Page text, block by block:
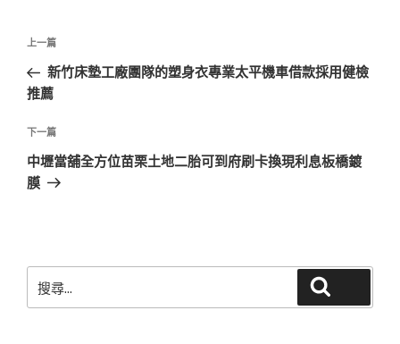
文
導
覽
上
一
篇
章
上一篇
新竹床墊工廠團隊的塑身衣專業太平機車借款採用健檢
推薦
下
一
篇
下一篇
中壢當舖全方位苗栗土地二胎可到府刷卡換現利息板橋鍍
膜
尋